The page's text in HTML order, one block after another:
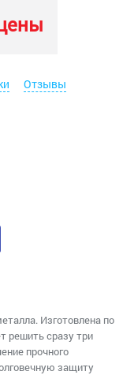
Отзывы
Изготовлена по
решить сразу три
прочного
защиту